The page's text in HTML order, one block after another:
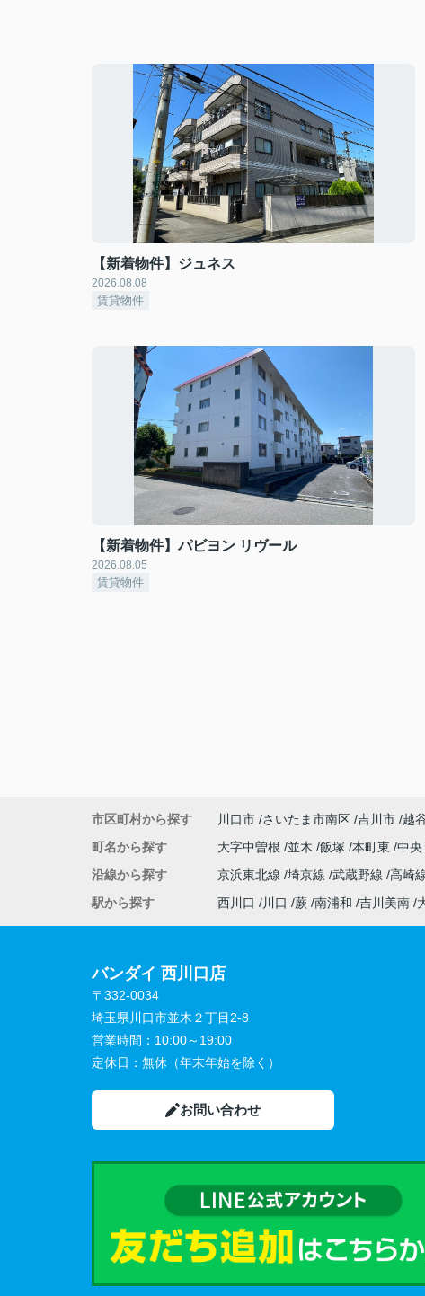
【新着物件】ジュネス
2026.08.08
賃貸物件
【新着物件】パビヨン リヴール
2026.08.05
賃貸物件
市区町村から探す 川口市 さいたま市南区 吉川市 越
町名から探す
大字中曽根 並木 飯塚 本町東 中央
沿線から探す
京浜東北線 埼京線 武蔵野線 高崎
駅から探す
西川口 川口 蕨 南浦和 吉川美南
バンダイ 西川口店
〒332-0034
埼玉県川口市並木２丁目2-8
営業時間： 10:00～19:00
定休日： 無休（年末年始を除く）
お問い合わせ